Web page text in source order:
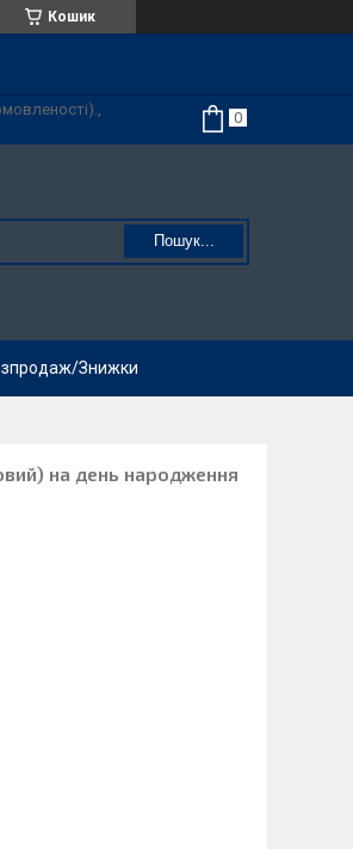
Кошик
Пошук...
Знижки
на день народження